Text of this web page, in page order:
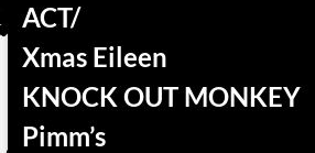
ACT/
Xmas Eileen
KNOCK OUT MONKEY
Pimm’s